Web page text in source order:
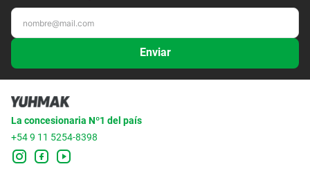
Enviar
La concesionaria Nº1 del país
+54 9 11 5254-8398